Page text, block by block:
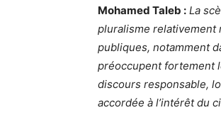
Mohamed Taleb : La
pluralisme relativement
publiques, notamment
préoccupent fortement
discours responsable,
accordée à l’intérêt du